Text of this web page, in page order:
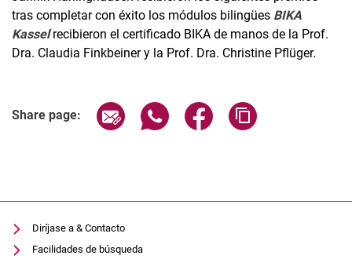
tras completar con éxito los módulos bilingües BIKA
Kasselrecibieron el certificado BIKA de manos de la Prof.
Dra. Claudia Finkbeiner y la Prof. Dra. Christine Pflüger.
Share page: Share page via email
Share page via WhatsApp
Share page via
Diríjase a & Contacto
Facilidades de búsqueda